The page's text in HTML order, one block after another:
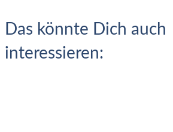
Das könnte Dich auch
interessieren: